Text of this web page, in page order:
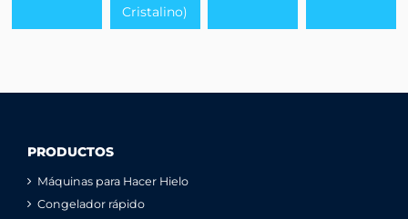
Cristalino)
PRODUCTOS
Máquinas para Hacer Hielo
Congelador rápido